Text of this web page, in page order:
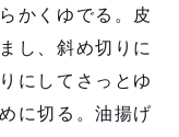
かくゆでる。皮
し、斜め切りに
にしてさっとゆ
に切る。油揚げ